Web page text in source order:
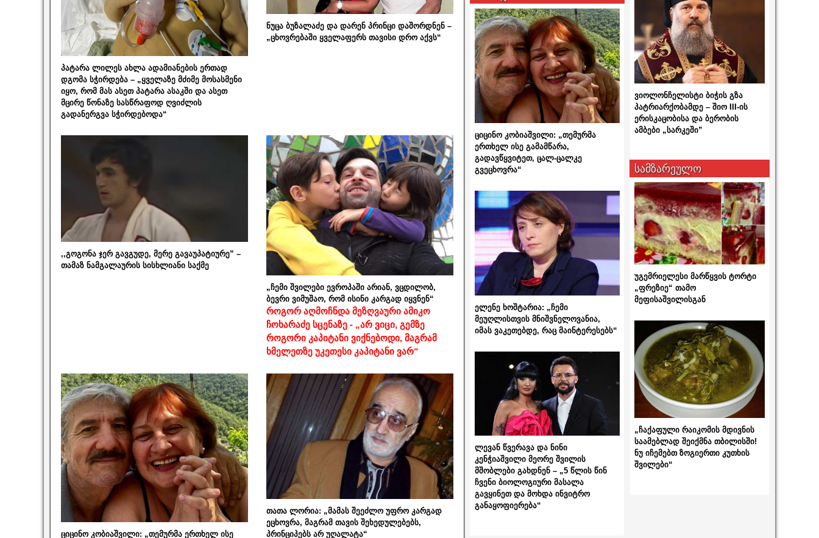
პატარა ლილეს ახლა ადამიანების ერთად
დგომა სჭირდება – „ყველაზე მძიმე მოსასმენი
იყო, რომ მას ასეთ პატარა ასაკში და ასეთ
მცირე წონაზე სასწრაფოდ ღვიძლის
გადანერგვა სჭირდებოდა“
ნუცა ბუზალაძე და დარენ პრინცი დაშორდნენ –
„ცხოვრებაში ყველაფერს თავისი დრო აქვს“
,,გოგონა ჯერ გავგუდე, მერე გავაუპატიურე” –
თამაზ ნამგალაურის სისხლიანი საქმე
„ჩემი შვილები ევროპაში არიან, ვცდილობ,
ბევრი ვიმუშაო, რომ ისინი კარგად იყვნენ“
როგორ აღმოჩნდა მეზღვაური ამიკო
ჩოხარაძე სცენაზე - „არ ვიცი, გემზე
როგორი კაპიტანი ვიქნებოდი, მაგრამ
ხმელეთზე უკეთესი კაპიტანი ვარ“
ციცინო კობიაშვილი: „თემურმა ერთხელ ისე
თათა ლორია: „მამას შეეძლო უფრო კარგად
ეცხოვრა, მაგრამ თავის შეხედულებებს,
პრინციპებს არ უღალატა“
ციცინო კობიაშვილი: „თემურმა
ერთხელ ისე გამამწარა,
გადავწყვიტეთ, ცალ-ცალკე
გვეცხოვრა“
ელენე ხოშტარია: „ჩემი
მეუღლისთვის მნიშვნელოვანია,
იმას ვაკეთებდე, რაც მაინტერესებს“
ლევან წვერავა და ნინი
კენჭიაშვილი მეორე შვილის
მშობლები გახდნენ – „5 წლის წინ
ჩვენი ბიოლოგიური მასალა
გავყინეთ და მოხდა ინვიტრო
განაყოფიერება“
ვიოლონჩელისტი ბიჭის გზა
პატრიარქობამდე – შიო III-ის
ერისკაცობისა და ბერობის
ამბები „სარკეში”
სამზარეულო
უგემრიელესი მარწყვის ტორტი
„ფრეზიე“ თამო
მეფისაშვილისგან
„ჩაქაფული რაიკომის მდივნის
საამებლად შეიქმნა თბილისში!
ნუ იჩემებთ ზოგიერთი კუთხის
შვილები“